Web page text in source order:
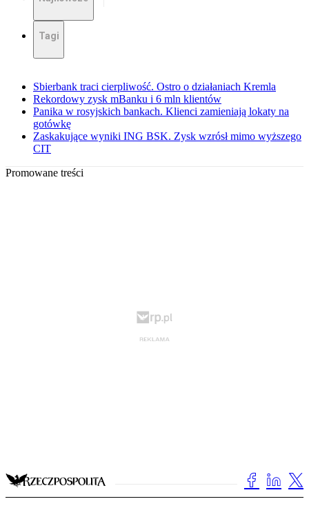
Tagi
Sbierbank traci cierpliwość. Ostro o działaniach Kremla
Rekordowy zysk mBanku i 6 mln klientów
Panika w rosyjskich bankach. Klienci zamieniają lokaty na
gotówkę
Zaskakujące wyniki ING BSK. Zysk wzrósł mimo wyższego
CIT
Promowane treści